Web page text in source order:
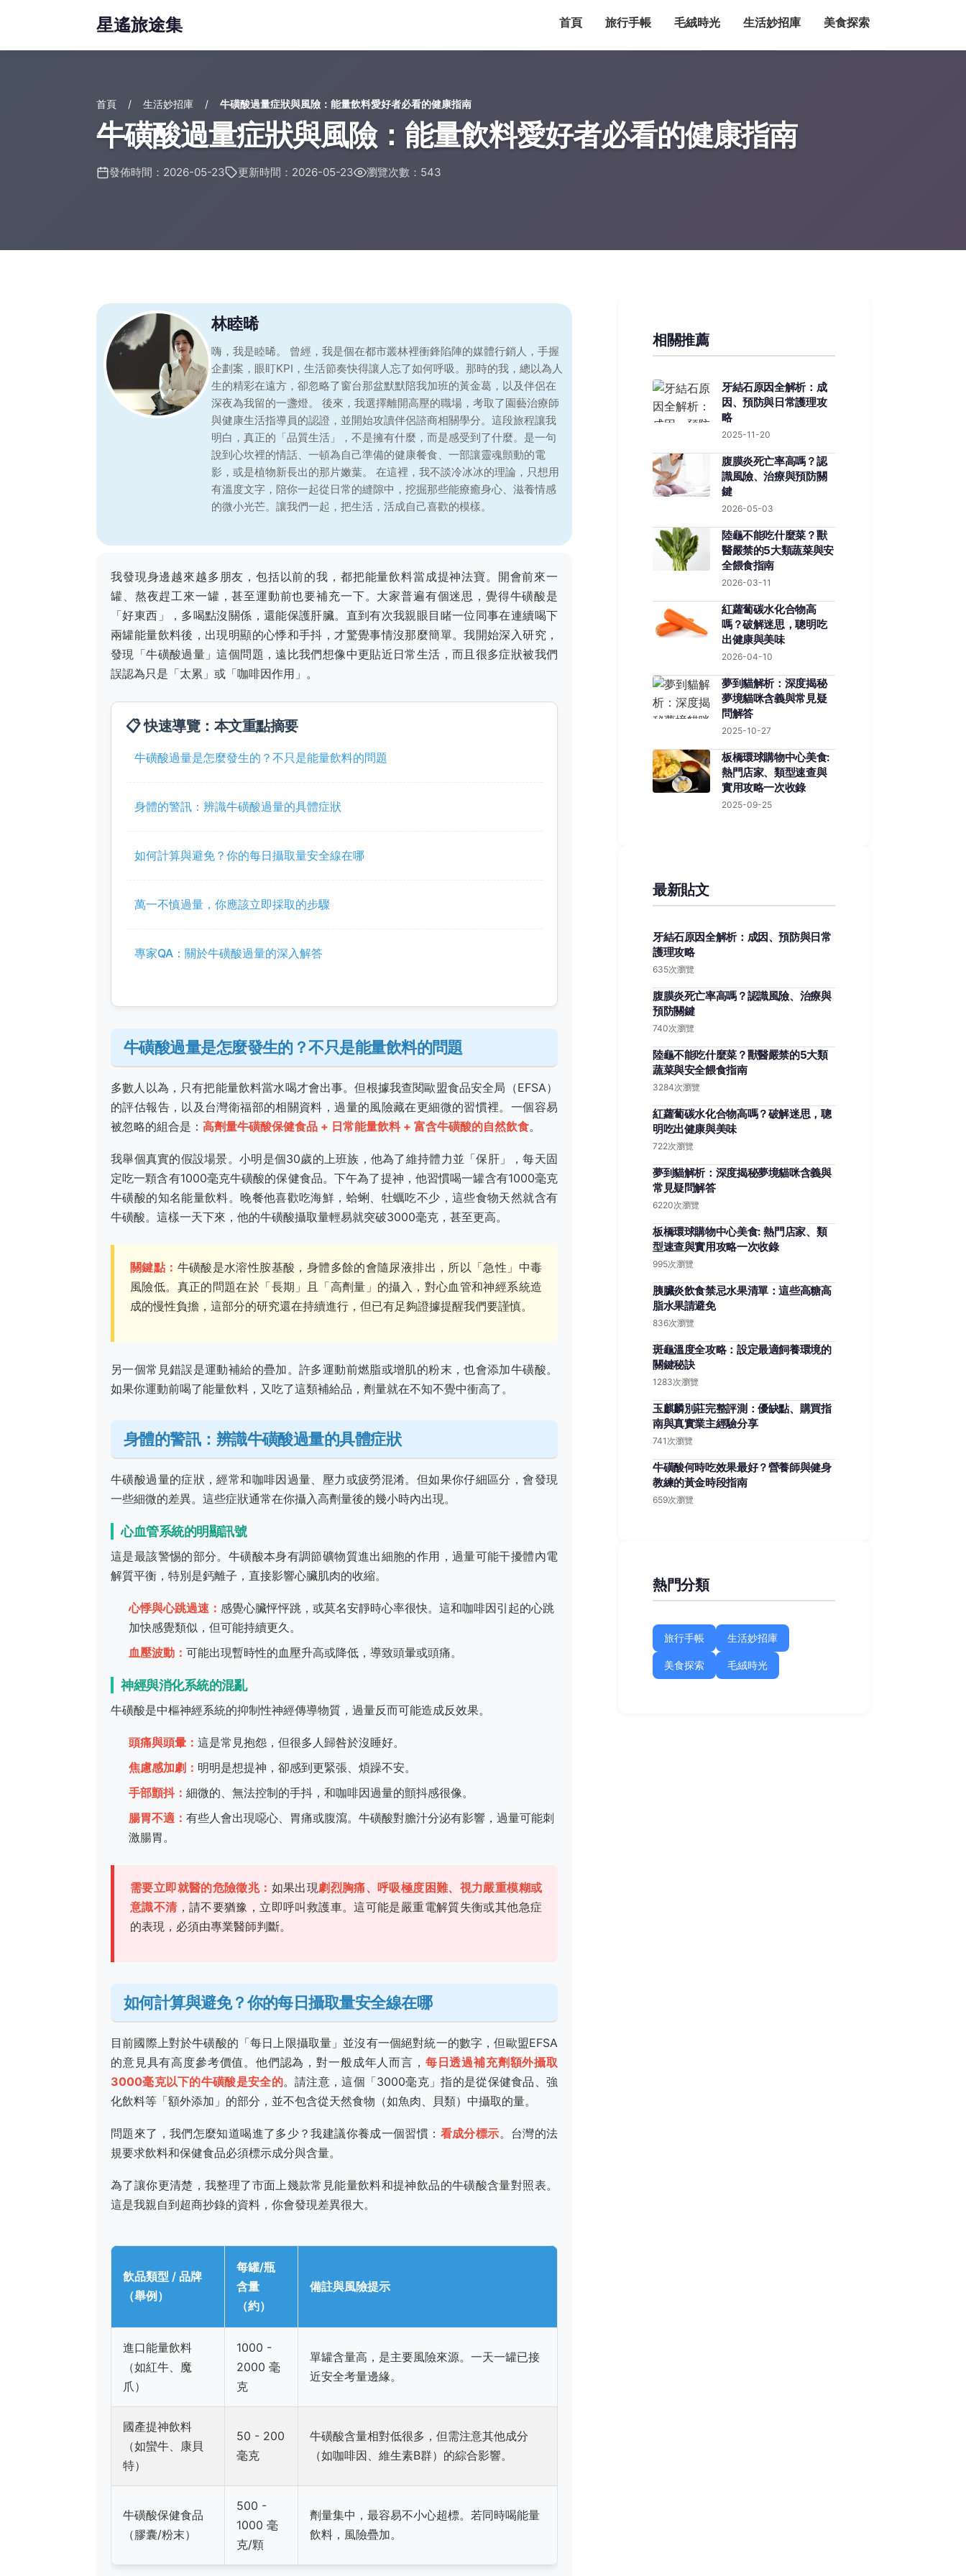
星遙旅途集 首頁 旅行手帳 毛絨時光 生活妙招庫 美食探索
首頁 生活妙招庫 牛磺酸過量症狀與風險：能量飲料愛好者必看的健康指南
牛磺酸過量症狀與風險：能量飲料愛好者必看的健康指南
發佈時間：2026-05-23 更新時間：2026-05-23 瀏覽次數：543
林睦晞
嗨，我是睦晞。 曾經，我是個在都市叢林裡衝鋒陷陣的媒體行銷人，手握
企劃案，眼盯KPI，生活節奏快得讓人忘了如何呼吸。那時的我，總以為人
生的精彩在遠方，卻忽略了窗台那盆默默陪我加班的黃金葛，以及伴侶在
深夜為我留的一盞燈。 後來，我選擇離開高壓的職場，考取了園藝治療師
與健康生活指導員的認證，並開始攻讀伴侶諮商相關學分。這段旅程讓我
明白，真正的「品質生活」，不是擁有什麼，而是感受到了什麼。是一句
說到心坎裡的情話、一頓為自己準備的健康餐食、一部讓靈魂顫動的電
影，或是植物新長出的那片嫩葉。 在這裡，我不談冷冰冰的理論，只想用
有溫度文字，陪你一起從日常的縫隙中，挖掘那些能療癒身心、滋養情感
的微小光芒。讓我們一起，把生活，活成自己喜歡的模樣。
我發現身邊越來越多朋友，包括以前的我，都把能量飲料當成提神法寶。開會前來一
罐、熬夜趕工來一罐，甚至運動前也要補充一下。大家普遍有個迷思，覺得牛磺酸是
「好東西」，多喝點沒關係，還能保護肝臟。直到有次我親眼目睹一位同事在連續喝下
兩罐能量飲料後，出現明顯的心悸和手抖，才驚覺事情沒那麼簡單。我開始深入研究，
發現「牛磺酸過量」這個問題，遠比我們想像中更貼近日常生活，而且很多症狀被我們
誤認為只是「太累」或「咖啡因作用」。
📋 快速導覽：本文重點摘要
牛磺酸過量是怎麼發生的？不只是能量飲料的問題
身體的警訊：辨識牛磺酸過量的具體症狀
如何計算與避免？你的每日攝取量安全線在哪
萬一不慎過量，你應該立即採取的步驟
專家QA：關於牛磺酸過量的深入解答
牛磺酸過量是怎麼發生的？不只是能量飲料的問題
多數人以為，只有把能量飲料當水喝才會出事。但根據我查閱歐盟食品安全局（EFSA）
的評估報告，以及台灣衛福部的相關資料，過量的風險藏在更細微的習慣裡。一個容易
被忽略的組合是： 高劑量牛磺酸保健食品 + 日常能量飲料 + 富含牛磺酸的自然飲食。
我舉個真實的假設場景。小明是個30歲的上班族，他為了維持體力並「保肝」，每天固
定吃一顆含有1000毫克牛磺酸的保健食品。下午為了提神，他習慣喝一罐含有1000毫克
牛磺酸的知名能量飲料。晚餐他喜歡吃海鮮，蛤蜊、牡蠣吃不少，這些食物天然就含有
牛磺酸。這樣一天下來，他的牛磺酸攝取量輕易就突破3000毫克，甚至更高。
關鍵點： 牛磺酸是水溶性胺基酸，身體多餘的會隨尿液排出，所以「急性」中毒
風險低。真正的問題在於「長期」且「高劑量」的攝入，對心血管和神經系統造
成的慢性負擔，這部分的研究還在持續進行，但已有足夠證據提醒我們要謹慎。
另一個常見錯誤是運動補給的疊加。許多運動前燃脂或增肌的粉末，也會添加牛磺酸。
如果你運動前喝了能量飲料，又吃了這類補給品，劑量就在不知不覺中衝高了。
身體的警訊：辨識牛磺酸過量的具體症狀
牛磺酸過量的症狀，經常和咖啡因過量、壓力或疲勞混淆。但如果你仔細區分，會發現
一些細微的差異。這些症狀通常在你攝入高劑量後的幾小時內出現。
心血管系統的明顯訊號
這是最該警惕的部分。牛磺酸本身有調節礦物質進出細胞的作用，過量可能干擾體內電
解質平衡，特別是鈣離子，直接影響心臟肌肉的收縮。
心悸與心跳過速： 感覺心臟怦怦跳，或莫名安靜時心率很快。這和咖啡因引起的心跳
加快感覺類似，但可能持續更久。
血壓波動： 可能出現暫時性的血壓升高或降低，導致頭暈或頭痛。
神經與消化系統的混亂
牛磺酸是中樞神經系統的抑制性神經傳導物質，過量反而可能造成反效果。
頭痛與頭暈： 這是常見抱怨，但很多人歸咎於沒睡好。
焦慮感加劇： 明明是想提神，卻感到更緊張、煩躁不安。
手部顫抖： 細微的、無法控制的手抖，和咖啡因過量的顫抖感很像。
腸胃不適： 有些人會出現噁心、胃痛或腹瀉。牛磺酸對膽汁分泌有影響，過量可能刺
激腸胃。
需要立即就醫的危險徵兆： 如果出現劇烈胸痛、呼吸極度困難、視力嚴重模糊或
意識不清 ，請不要猶豫，立即呼叫救護車。這可能是嚴重電解質失衡或其他急症
的表現，必須由專業醫師判斷。
如何計算與避免？你的每日攝取量安全線在哪
目前國際上對於牛磺酸的「每日上限攝取量」並沒有一個絕對統一的數字，但歐盟EFSA
的意見具有高度參考價值。他們認為，對一般成年人而言， 每日透過補充劑額外攝取
3000毫克以下的牛磺酸是安全的。請注意，這個「3000毫克」指的是從保健食品、強
化飲料等「額外添加」的部分，並不包含從天然食物（如魚肉、貝類）中攝取的量。
問題來了，我們怎麼知道喝進了多少？我建議你養成一個習慣： 看成分標示。台灣的法
規要求飲料和保健食品必須標示成分與含量。
為了讓你更清楚，我整理了市面上幾款常見能量飲料和提神飲品的牛磺酸含量對照表。
這是我親自到超商抄錄的資料，你會發現差異很大。
飲品類型 / 品牌
（舉例）
每罐/瓶
含量
（約）
備註與風險提示
進口能量飲料
（如紅牛、魔
爪）
1000 -
2000 毫
克
單罐含量高，是主要風險來源。一天一罐已接
近安全考量邊緣。
國產提神飲料
（如蠻牛、康貝
特）
50 - 200
毫克
牛磺酸含量相對低很多，但需注意其他成分
（如咖啡因、維生素B群）的綜合影響。
牛磺酸保健食品
（膠囊/粉末）
500 -
1000 毫
克/顆
劑量集中，最容易不小心超標。若同時喝能量
飲料，風險疊加。
相關推薦
牙結石原因全解析：成
因、預防與日常護理攻
略
2025-11-20
腹膜炎死亡率高嗎？認
識風險、治療與預防關
鍵
2026-05-03
陸龜不能吃什麼菜？獸
醫嚴禁的5大類蔬菜與安
全餵食指南
2026-03-11
紅蘿蔔碳水化合物高
嗎？破解迷思，聰明吃
出健康與美味
2026-04-10
夢到貓解析：深度揭秘
夢境貓咪含義與常見疑
問解答
2025-10-27
板橋環球購物中心美食:
熱門店家、類型速查與
實用攻略一次收錄
2025-09-25
最新貼文
牙結石原因全解析：成因、預防與日常
護理攻略
635次瀏覽
腹膜炎死亡率高嗎？認識風險、治療與
預防關鍵
740次瀏覽
陸龜不能吃什麼菜？獸醫嚴禁的5大類
蔬菜與安全餵食指南
3284次瀏覽
紅蘿蔔碳水化合物高嗎？破解迷思，聰
明吃出健康與美味
722次瀏覽
夢到貓解析：深度揭秘夢境貓咪含義與
常見疑問解答
6220次瀏覽
板橋環球購物中心美食: 熱門店家、類
型速查與實用攻略一次收錄
995次瀏覽
胰臟炎飲食禁忌水果清單：這些高糖高
脂水果請避免
836次瀏覽
斑龜溫度全攻略：設定最適飼養環境的
關鍵秘訣
1283次瀏覽
玉麒麟別莊完整評測：優缺點、購買指
南與真實業主經驗分享
741次瀏覽
牛磺酸何時吃效果最好？營養師與健身
教練的黃金時段指南
659次瀏覽
熱門分類
旅行手帳 生活妙招庫
美食探索 毛絨時光